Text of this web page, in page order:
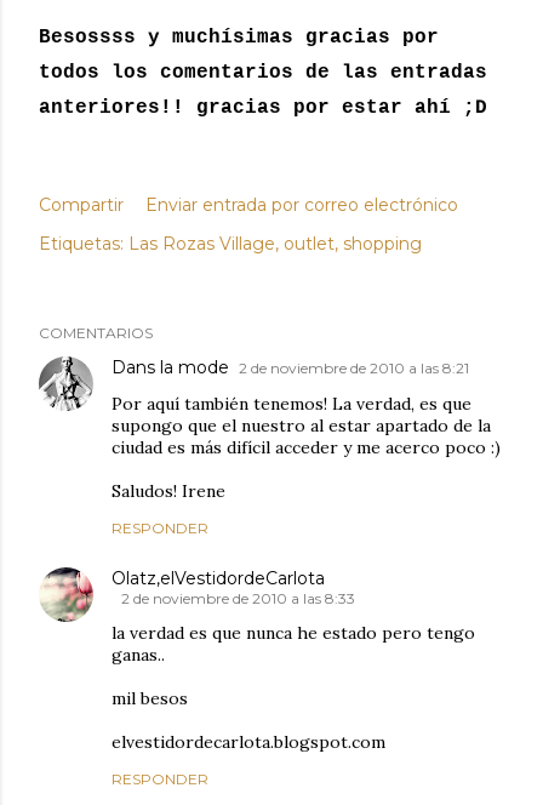
Besossss y muchísimas gracias por
todos los comentarios de las entradas
anteriores!! gracias por estar ahí ;D
Compartir
Enviar entrada por correo electrónico
Etiquetas: Las Rozas Village outlet shopping
COMENTARIOS
Dans la mode 2 de noviembre de 2010 a las 8:21
Por aquí también tenemos! La verdad, es que
supongo que el nuestro al estar apartado de la
ciudad es más difícil acceder y me acerco poco :)
Saludos! Irene
RESPONDER
Olatz,elVestidordeCarlota
2 de noviembre de 2010 a las 8:33
la verdad es que nunca he estado pero tengo
ganas..
mil besos
elvestidordecarlota.blogspot.com
RESPONDER